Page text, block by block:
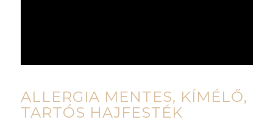
ALLERGIA MENTES, KÍMÉLŐ,
TARTÓS HAJFESTÉK